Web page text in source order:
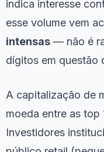
indica interesse
esse volume vem
intensas — não é
dígitos em questão
A capitalização de
moeda entre as top
Investidores